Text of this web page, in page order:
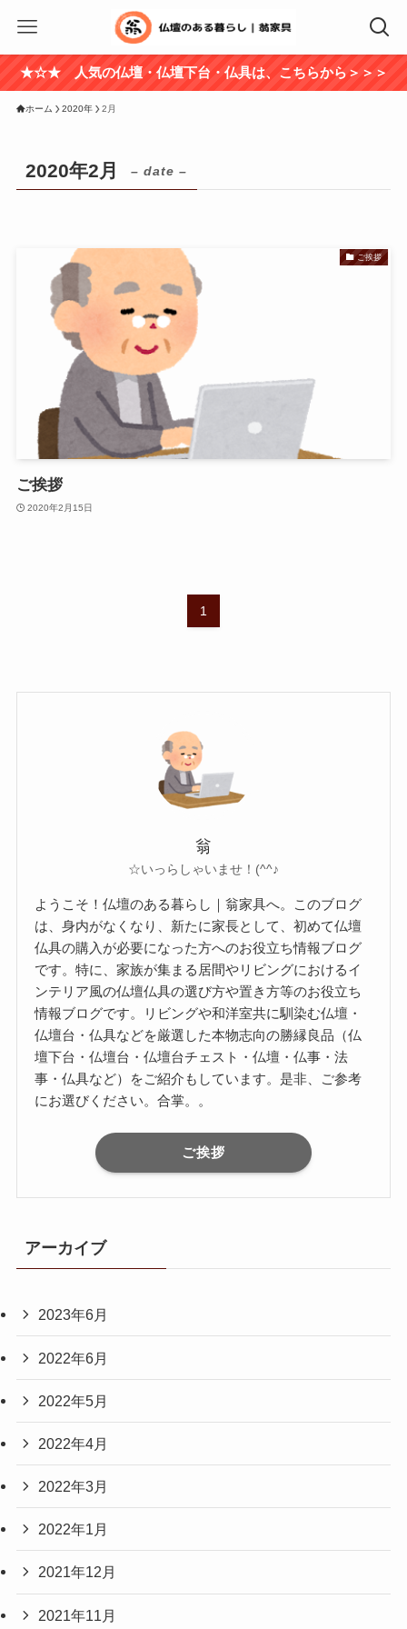
★☆★ 人気の仏壇・仏壇下台・仏具は、こちらから＞＞＞
ホーム 2020年 2月
2020年2月 – date –
ご挨拶
ご挨拶
2020年2月15日
1
翁
☆いっらしゃいませ！(^^♪
ようこそ！仏壇のある暮らし｜翁家具へ。このブログ
は、身内がなくなり、新たに家長として、初めて仏壇
仏具の購入が必要になった方へのお役立ち情報ブログ
です。特に、家族が集まる居間やリビングにおけるイ
ンテリア風の仏壇仏具の選び方や置き方等のお役立ち
情報ブログです。リビングや和洋室共に馴染む仏壇・
仏壇台・仏具などを厳選した本物志向の勝縁良品（仏
壇下台・仏壇台・仏壇台チェスト・仏壇・仏事・法
事・仏具など）をご紹介もしています。是非、ご参考
にお選びください。合掌。。
ご挨拶
アーカイブ
2023年6月
2022年6月
2022年5月
2022年4月
2022年3月
2022年1月
2021年12月
2021年11月